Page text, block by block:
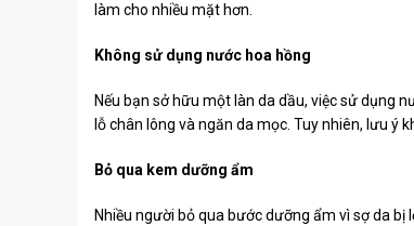
làm cho nhiều mặt hơn.
Không sử dụng nước hoa hồng
Nếu bạn sở hữu một làn da dầu, việc sử dụng
lỗ chân lông và ngăn da mọc. Tuy nhiên, lưu ý
Bỏ qua kem dưỡng ẩm
Nhiều người bỏ qua bước dưỡng ẩm vì sợ da